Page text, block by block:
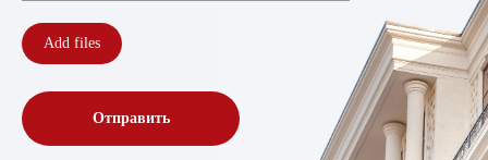
Add files
Отправить